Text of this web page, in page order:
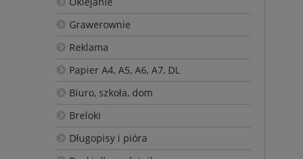
Grawerownie
Reklama
Papier A4, A5, A6, A7, DL
Biuro, szkoła, dom
Breloki
Długopisy i pióra